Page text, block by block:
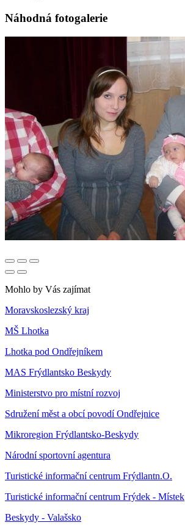
Náhodná fotogalerie
Mohlo by Vás zajímat
Moravskoslezský kraj
MŠ Lhotka
Lhotka pod Ondřejníkem
MAS Frýdlantsko Beskydy
Ministerstvo pro místní rozvoj
Sdružení měst a obcí povodí Ondřejnice
Mikroregion Frýdlantsko-Beskydy
Národní sportovní agentura
Turistické informační centrum Frýdlantn.O.
Turistické informační centrum Frýdek - Místek
Beskydy - Valašsko